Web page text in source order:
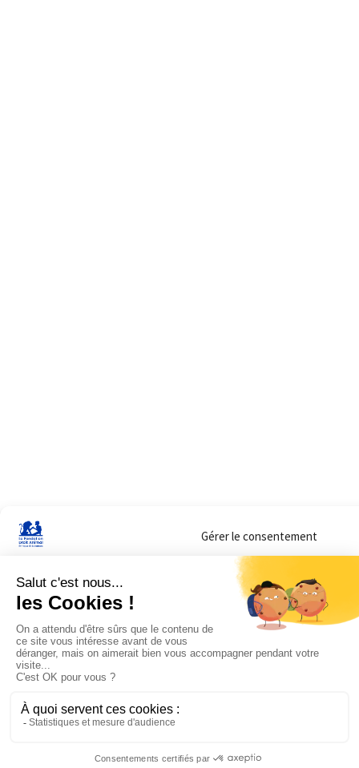
Gérer le consentement
Sur ce site, nous utilisons des cookies pour mesurer notre audience et vous
lorsque vous y consentez. Vous pouvez sélectionner ceux que vous autorisez
navigation.